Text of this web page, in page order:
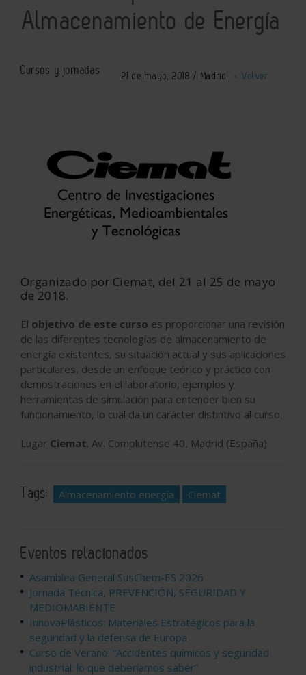
Almacenamiento de Energía
Cursos y jornadas 21 de mayo, 2018 / Madrid < Volver
Organizado por Ciemat, del 21 al 25 de mayo
de 2018.
El objetivo de este curso es proporcionar una revisión
de las diferentes tecnologías de almacenamiento de
energía existentes, su situación actual y sus aplicaciones
particulares, desde un enfoque teórico y práctico con
demostraciones en el laboratorio, ejemplos y
herramientas de simulación para entender bien su
funcionamiento, lo cual da un carácter distintivo al curso.
Lugar Ciemat. Av. Complutense 40, Madrid (España)
Tags: Almacenamiento energía Ciemat
Eventos relacionados
Asamblea General SusChem-ES 2026
Jornada Técnica, PREVENCIÓN, SEGURIDAD Y
MEDIOMABIENTE
InnovaPlásticos: Materiales Estratégicos para la
seguridad y la defensa de Europa
Curso de Verano: “Accidentes químicos y seguridad
industrial: lo que deberíamos saber”